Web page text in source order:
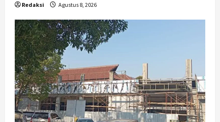
Redaksi Agustus 8, 2026